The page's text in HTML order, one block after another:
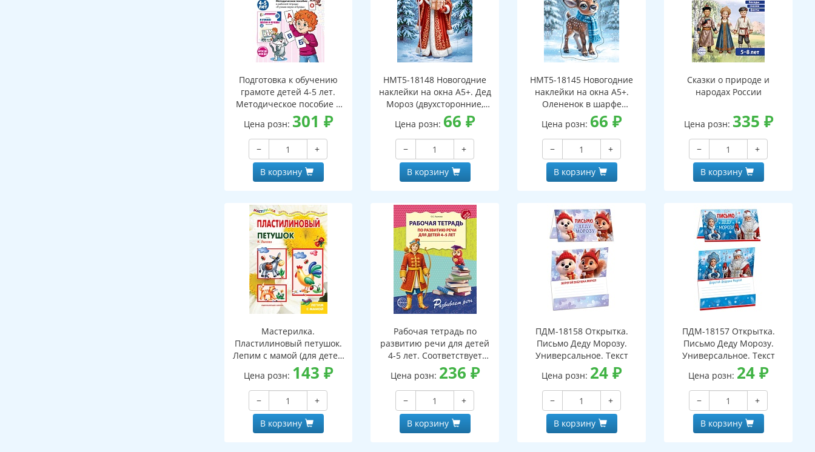
Подготовка к обучению
грамоте детей 4-5 лет.
Методическое пособие к
рабочей тетради "Я узнаю
звуки и буквы"
Цена розн: 301 ₽
−
+
В корзину
НМТ5-18148 Новогодние
наклейки на окна А5+. Дед
Мороз (двухсторонние,
видны с обеих сторон,
многоразовые)
Цена розн: 66₽
−
+
В корзину
НМТ5-18145 Новогодние
наклейки на окна А5+.
Олененок в шарфе
(двухсторонние, видны с
обеих сторон,
многоразовые)
Цена розн: 66₽
−
+
В корзину
Сказки о природе и
народах России
Цена розн: 335 ₽
−
+
В корзину
Мастерилка.
Пластилиновый петушок.
Лепим с мамой (для детей
5-7 лет)
Цена розн: 143 ₽
−
+
В корзину
Рабочая тетрадь по
развитию речи для детей
4-5 лет. Соответствует
ФГОС ДО - 3-е изд испр.
Цена розн: 236 ₽
−
+
В корзину
ПДМ-18158 Открытка.
Письмо Деду Морозу.
Универсальное. Текст
Цена розн: 24₽
−
+
В корзину
ПДМ-18157 Открытка.
Письмо Деду Морозу.
Универсальное. Текст
Цена розн: 24₽
−
+
В корзину